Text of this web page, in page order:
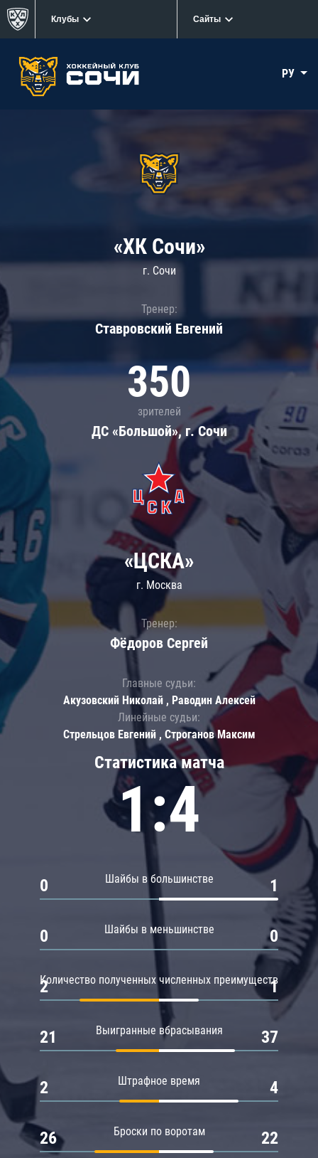
Клубы Сайты
РУ
«ХК Сочи»
г. Сочи
Тренер:
Ставровский Евгений
350
зрителей
ДС «Большой», г. Сочи
Статистика матча
1:4
Шайбы в большинстве
0 1
Шайбы в меньшинстве
0 0
Количество полученных численных преимуществ
2 1
Выигранные вбрасывания
21 37
Штрафное время
2 4
Броски по воротам
26 22
«ЦСКА»
г. Москва
Тренер:
Фёдоров Сергей
Главные судьи:
Акузовский Николай , Раводин Алексей
Линейные судьи:
Стрельцов Евгений , Строганов Максим